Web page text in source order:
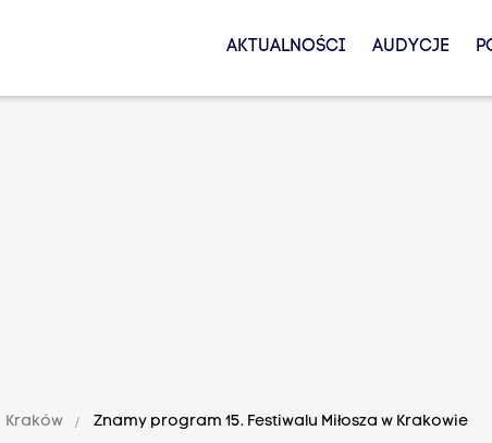
AKTUALNOŚCI AUDYCJE
Kraków Znamy program 15. Festiwalu Miłosza w Krakowie